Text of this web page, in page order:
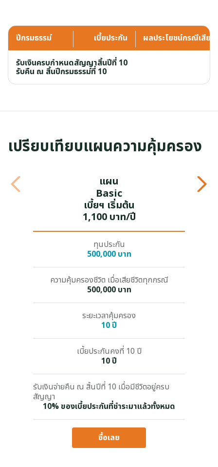
ปีกรมธรรม์ เบี้ยประกัน ผลประโยชน์กรณีเสียชี
รับเงินครบกำหนดสัญญาสิ้นปีที่ 10
รับคืน ณ สิ้นปีกรมธรรม์ที่ 10
เปรียบเทียบแผนความคุ้มครอง
แผน
Basic
เบี้ยฯ เริ่มต้น
1,100 บาท/ปี
ทุนประกัน
500,000 บาท
ความคุ้มครองชีวิต เมื่อเสียชีวิตทุกกรณี
500,000 บาท
ระยะเวลาคุ้มครอง
10 ปี
เบี้ยประกันคงที่ 10 ปี
10 ปี
รับเงินจ่ายคืน ณ สิ้นปีที่ 10 เมื่อมีชีวิตอยู่ครบ
สัญญา
10% ของเบี้ยประกันที่ชำระมาแล้วทั้งหมด
ซื้อเลย